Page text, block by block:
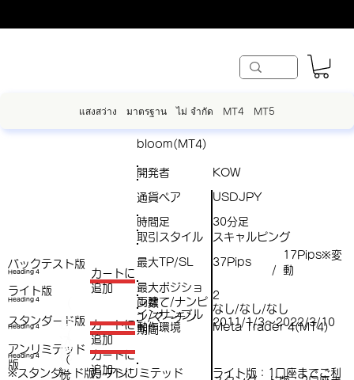
แสงสว่าง มาตรฐาน ไม่ จำกัด MT4 MT5
バックテスト版
スタンダード版
アンリミテッド
版
bloom(MT4)
開発者 KOW
最大ポジショ
ン数
2
Heading 4
​カートに
追加
税
込
）
Heading 4
​カートに
追加
Heading 4
税
込
​カートに
追加
Heading 4
（
税
​カートに
ライト版
USDJPY
通貨ペア
取引スタイル スキャルピング
最大TP/SL 37Pips
/
17Pips※変
動
両建て/ナンピ
ン/マーチン
なし/なし/なし
インサンプル
期間
2011/1/3～2022/3/10
動作環境 Meta Trader 4(MT4)
時間足 30分足
ライト版：1口座までご利
※スタンダード版、アンリミテッド